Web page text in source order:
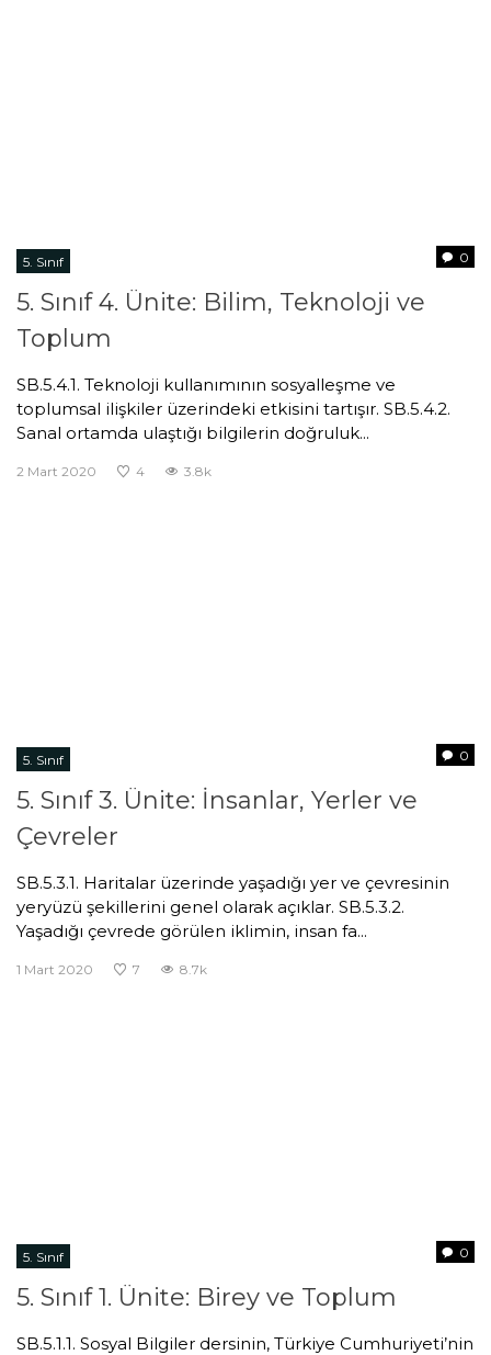
0
5. Sınıf
5. Sınıf 4. Ünite: Bilim, Teknoloji ve
Toplum
SB.5.4.1. Teknoloji kullanımının sosyalleşme ve
toplumsal ilişkiler üzerindeki etkisini tartışır. SB.5.4.2.
Sanal ortamda ulaştığı bilgilerin doğruluk...
2 Mart 2020 4 3.8k
0
5. Sınıf
5. Sınıf 3. Ünite: İnsanlar, Yerler ve
Çevreler
SB.5.3.1. Haritalar üzerinde yaşadığı yer ve çevresinin
yeryüzü şekillerini genel olarak açıklar. SB.5.3.2.
Yaşadığı çevrede görülen iklimin, insan fa...
1 Mart 2020 7 8.7k
0
5. Sınıf
5. Sınıf 1. Ünite: Birey ve Toplum
SB.5.1.1. Sosyal Bilgiler dersinin, Türkiye Cumhuriyeti’nin